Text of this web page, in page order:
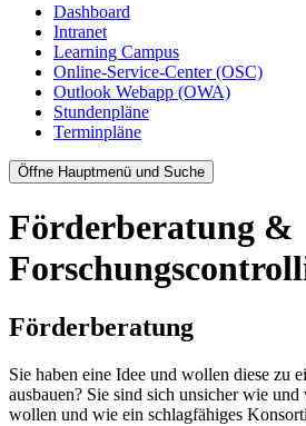
Dashboard
Intranet
Learning Campus
Online-Service-Center (OSC)
Outlook Webapp (OWA)
Stundenpläne
Terminpläne
Öffne Hauptmenü und Suche
Förderberatung &
Förderberatung
Sie haben eine Idee und wollen diese zu
ausbauen? Sie sind sich unsicher wie
wollen und wie ein schlagfähiges